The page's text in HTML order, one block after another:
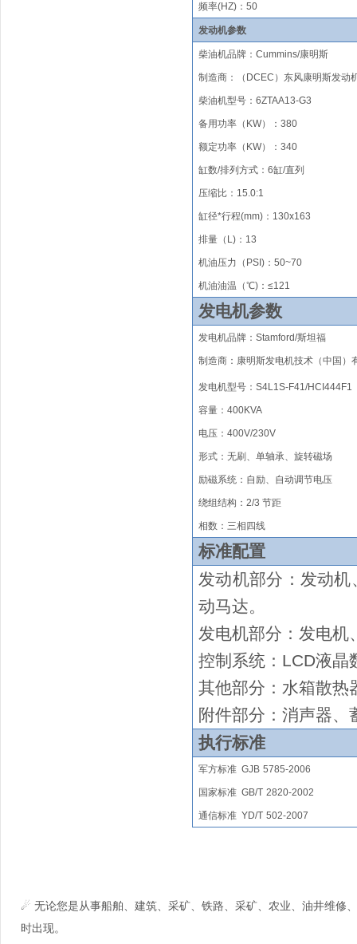
频率(HZ) ：50
发动机参数
柴油机品牌 ：Cummins/康明斯
制造商：（ DCEC）东风康明斯发动
柴油机型号 ：6ZTAA13-G3
备用功率（KW）：380
额定功率（KW）：340
缸数/排列方式 ：6缸/直列
压缩比 ： 15.0:1
缸径*行程(mm) ： 130x163
排量（ L) ： 13
机油压力（PSI) ：50~70
机油油温（℃)：≤121
发电机参数
发电机品牌 ：Stamford/斯坦福
制造商：康明斯发电机技术（中国）
发电机型号：S4L1S-F41/HCI444F1
容量：400KVA
电压：400V/230V
形式 ：无刷 、单轴承、旋转磁场
励磁系统 ： 自励、自动调节电压
绕组结构 ：2/3 节距
相数：三相四线
标准配置
发动机部分：发动机
动马达。
发电机部分：发电机
控制系统： LCD液晶
其他部分：水箱散热
附件部分：消声器、
执行标准
军方标准GJB 5785-2006
国家标准 GB/T 2820-2002
通信标准 YD/T 502-2007
☄ 无论您是从事船舶、建筑、采矿、铁路、采矿、农业、油井维修
时出现。